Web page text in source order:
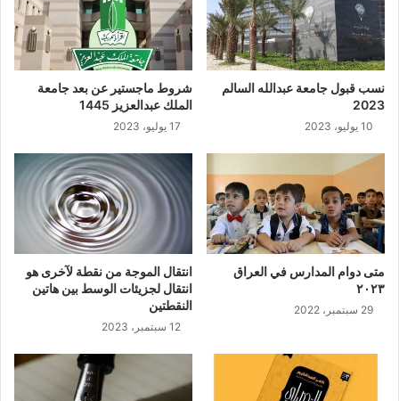
نسب قبول جامعة عبدالله السالم
2023
10 يوليو، 2023
شروط ماجستير عن بعد جامعة
الملك عبدالعزيز 1445
17 يوليو، 2023
متى دوام المدارس في العراق
٢٠٢٣
29 سبتمبر، 2022
انتقال الموجة من نقطة لآخرى هو
انتقال لجزيئات الوسط بين هاتين
النقطتين
12 سبتمبر، 2023